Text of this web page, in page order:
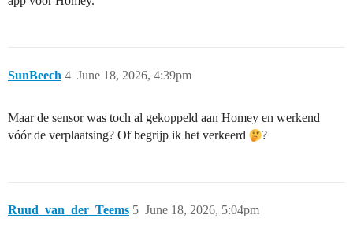
SunBeech June 18, 2026, 4:39pm
4
Maar de sensor was toch al gekoppeld aan Homey en werkend
vóór de verplaatsing? Of begrijp ik het verkeerd
?
Ruud_van_der_Teems June 18, 2026, 5:04pm
5